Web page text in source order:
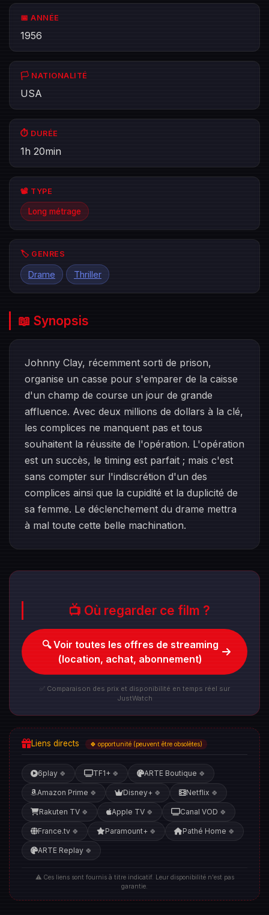
📅 ANNÉE
1956
🏳️ NATIONALITÉ
USA
⏱️ DURÉE
1h 20min
📽️ TYPE
Long métrage
🏷️ GENRES
Drame Thriller
📖 Synopsis
Johnny Clay, récemment sorti de prison,
organise un casse pour s'emparer de la caisse
d'un champ de course un jour de grande
affluence. Avec deux millions de dollars à la clé,
les complices ne manquent pas et tous
souhaitent la réussite de l'opération. L'opération
est un succès, le timing est parfait ; mais c'est
sans compter sur l'indiscrétion d'un des
complices ainsi que la cupidité et la duplicité de
sa femme. Le déclenchement du drame mettra
à mal toute cette belle machination.
📺 Où regarder ce film ?
🔍 Voir toutes les offres de streaming
(location, achat, abonnement)
✅ Comparaison des prix et disponibilité en temps réel sur
JustWatch
Liens directs 🍀 opportunité (peuvent être obsolètes)
6play 🍀 TF1+ 🍀 ARTE Boutique 🍀
Amazon Prime 🍀 Disney+ 🍀 Netflix 🍀
Rakuten TV 🍀 Apple TV 🍀 Canal VOD 🍀
France.tv 🍀 Paramount+ 🍀 Pathé Home 🍀
ARTE Replay 🍀
⚠️ Ces liens sont fournis à titre indicatif. Leur disponibilité n'est pas
garantie.